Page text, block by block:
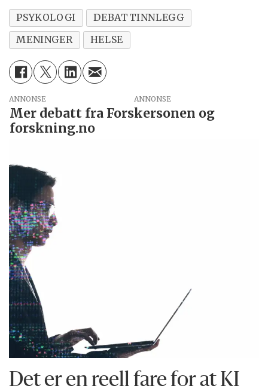
PSYKOLOGI
DEBATTINNLEGG
MENINGER
HELSE
ANNONSE
Mer debatt fra Forskersonen og
forskning.no
Det er en reell fare for at KI